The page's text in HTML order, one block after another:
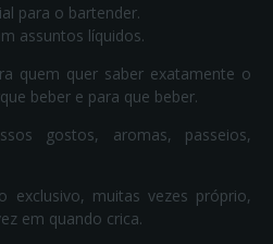
para o bartender.
assuntos líquidos.
quem quer saber exatamente o
beber e para que beber.
gostos, aromas, passeios,
exclusivo, muitas vezes próprio,
em quando crica.